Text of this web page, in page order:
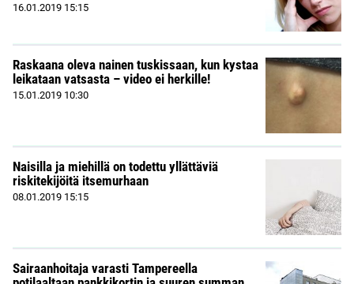
16.01.2019 15:15
Raskaana oleva nainen tuskissaan, kun kystaa
leikataan vatsasta – video ei herkille!
15.01.2019 10:30
Naisilla ja miehillä on todettu yllättäviä
riskitekijöitä itsemurhaan
08.01.2019 15:15
Sairaanhoitaja varasti Tampereella